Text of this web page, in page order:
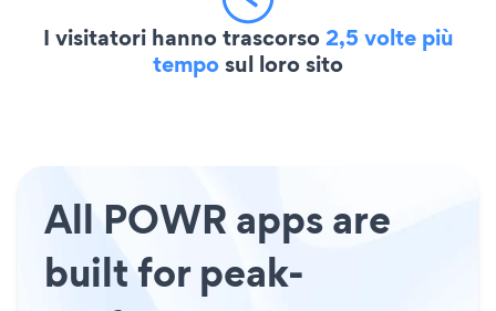
I visitatori hanno trascorso2,5 volte più
temposul loro sito
All POWR apps are
built for peak-